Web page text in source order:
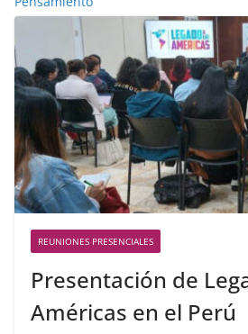
REUNIONES PRESENCIALES
Presentación de
Américas en el Perú